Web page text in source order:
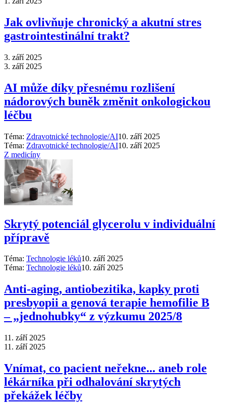
Jak ovlivňuje chronický a akutní stres
gastrointestinální trakt?
3. září 2025
3. září 2025
AI může díky přesnému rozlišení
nádorových buněk změnit onkologickou
léčbu
Téma: Zdravotnické technologie/AI10. září 2025
Téma: Zdravotnické technologie/AI10. září 2025
Z medicíny
Skrytý potenciál glycerolu v individuální
přípravě
Téma: Technologie léků10. září 2025
Téma: Technologie léků10. září 2025
Anti‑aging, antiobezitika, kapky proti
presbyopii a genová terapie hemofilie B
–⁠ „jednohubky“ z výzkumu 2025/8
11. září 2025
11. září 2025
Vnímat, co pacient neřekne... aneb role
lékárníka při odhalování skrytých
překážek léčby